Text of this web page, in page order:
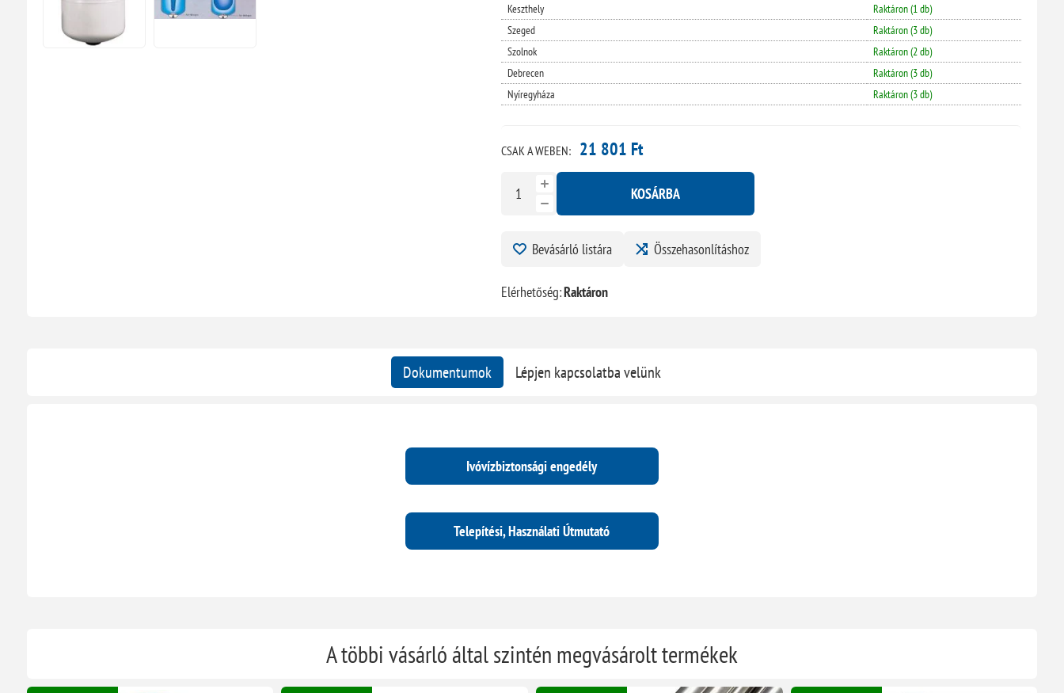
Keszthely
Raktáron (1 db)
Szeged
Raktáron (3 db)
Szolnok
Raktáron (2 db)
Debrecen
Raktáron (3 db)
Nyíregyháza
Raktáron (3 db)
CSAK A WEBEN: 21 801 Ft
KOSÁRBA
Bevásárló listára Összehasonlításhoz
Elérhetőség:Raktáron
Dokumentumok Lépjen kapcsolatba velünk
Ivóvízbiztonsági engedély
Telepítési, Használati Útmutató
A többi vásárló által szintén megvásárolt termékek